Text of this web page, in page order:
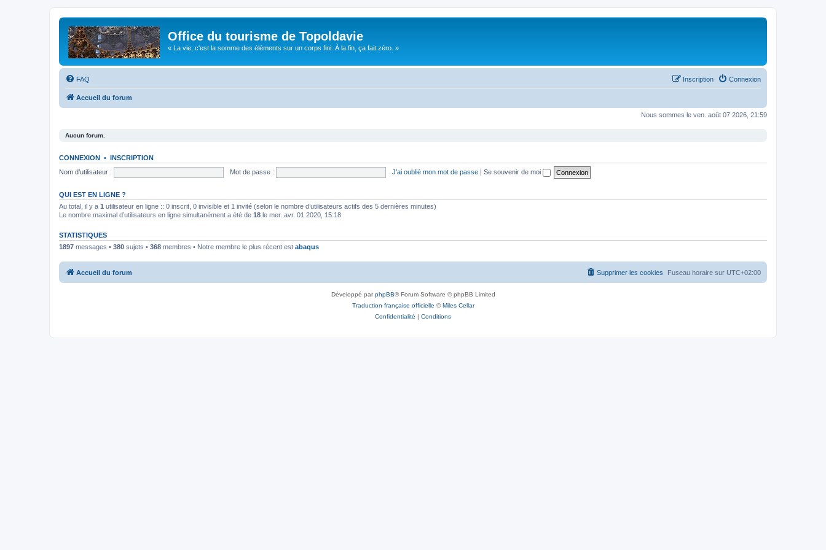
Office du tourisme de Topoldavie
« La vie, c'est la somme des éléments sur un corps fini. À la fin, ça fait zéro. »
FAQ Connexion
Inscription
Accueil du forum
Nous sommes le ven. août 07 2026, 21:59
Aucun forum.
CONNEXION • INSCRIPTION
Nom d’utilisateur :
Mot de passe : J’ai oublié mon mot de passe | Se souvenir de moi
QUI EST EN LIGNE ?
Au total, il y a 1 utilisateur en ligne :: 0 inscrit, 0 invisible et 1 invité (selon le nombre d’utilisateurs actifs des 5 dernières minutes)
Le nombre maximal d’utilisateurs en ligne simultanément a été de 18 le mer. avr. 01 2020, 15:18
STATISTIQUES
1897 messages • 380 sujets • 368 membres • Notre membre le plus récent est abaqus
Accueil du forum Fuseau horaire sur UTC+02:00
Supprimer les cookies
Développé parphpBB® Forum Software © phpBB Limited
Traduction française officielle ©Miles Cellar
Confidentialité | Conditions